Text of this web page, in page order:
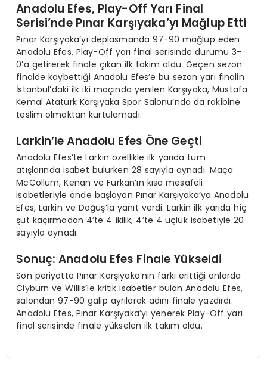
Anadolu Efes, Play-Off Yarı Final
Serisi’nde Pınar Karşıyaka’yı Mağlup Etti
Pınar Karşıyaka’yı deplasmanda 97-90 mağlup eden
Anadolu Efes, Play-Off yarı final serisinde durumu 3-
0’a getirerek finale çıkan ilk takım oldu. Geçen sezon
finalde kaybettiği Anadolu Efes’e bu sezon yarı finalin
İstanbul’daki ilk iki maçında yenilen Karşıyaka, Mustafa
Kemal Atatürk Karşıyaka Spor Salonu’nda da rakibine
teslim olmaktan kurtulamadı.
Larkin’le Anadolu Efes Öne Geçti
Anadolu Efes’te Larkin özellikle ilk yarıda tüm
atışlarında isabet bulurken 28 sayıyla oynadı. Maça
McCollum, Kenan ve Furkan’ın kısa mesafeli
isabetleriyle önde başlayan Pınar Karşıyaka’ya Anadolu
Efes, Larkin ve Doğuş’la yanıt verdi. Larkin ilk yarıda hiç
şut kaçırmadan 4’te 4 ikilik, 4’te 4 üçlük isabetiyle 20
sayıyla oynadı.
Sonuç: Anadolu Efes Finale Yükseldi
Son periyotta Pınar Karşıyaka’nın farkı erittiği anlarda
Clyburn ve Willis’le kritik isabetler bulan Anadolu Efes,
salondan 97-90 galip ayrılarak adını finale yazdırdı.
Anadolu Efes, Pınar Karşıyaka’yı yenerek Play-Off yarı
final serisinde finale yükselen ilk takım oldu.